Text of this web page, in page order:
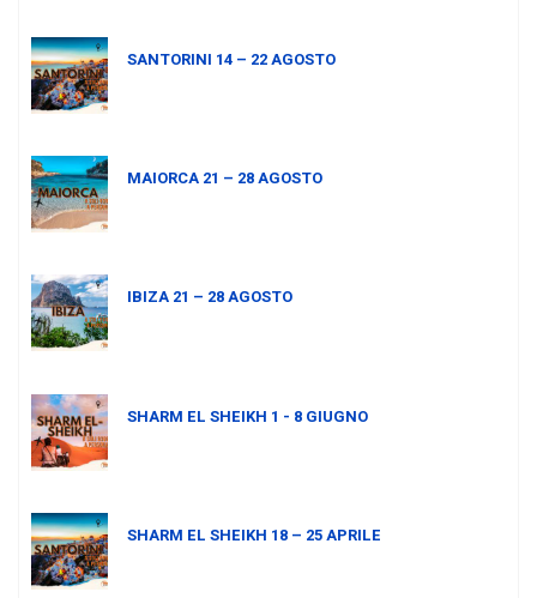
SANTORINI 14 – 22 AGOSTO
MAIORCA 21 – 28 AGOSTO
IBIZA 21 – 28 AGOSTO
SHARM EL SHEIKH 1 - 8 GIUGNO
SHARM EL SHEIKH 18 – 25 APRILE